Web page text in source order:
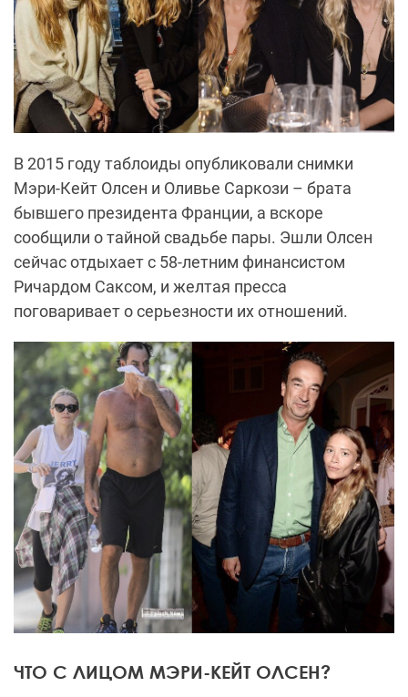
В 2015 году таблоиды опубликовали снимки
Мэри-Кейт Олсен и Оливье Саркози – брата
бывшего президента Франции, а вскоре
сообщили о тайной свадьбе пары. Эшли Олсен
сейчас отдыхает с 58-летним финансистом
Ричардом Саксом, и желтая пресса
поговаривает о серьезности их отношений.
ЧТО С ЛИЦОМ МЭРИ-КЕЙТ ОЛСЕН?